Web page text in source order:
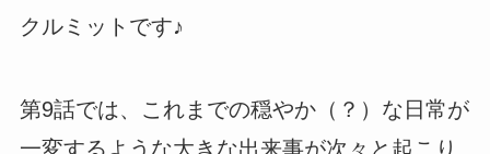
クルミットです♪
第9話では、これまでの穏やか（？）な日常が
一変するような大きな出来事が次々と起こり